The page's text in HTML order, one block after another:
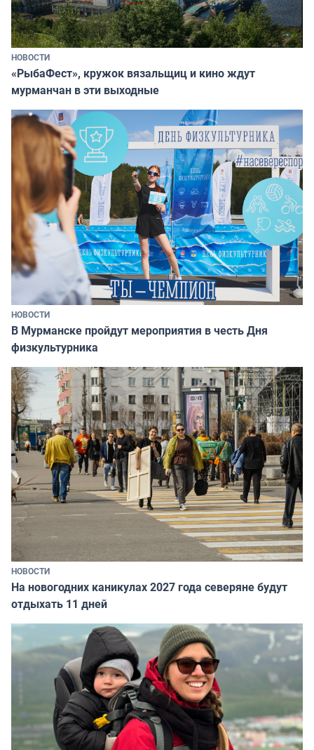
НОВОСТИ
«РыбаФест», кружок вязальщиц и кино ждут
мурманчан в эти выходные
НОВОСТИ
В Мурманске пройдут мероприятия в честь Дня
физкультурника
НОВОСТИ
На новогодних каникулах 2027 года северяне будут
отдыхать 11 дней